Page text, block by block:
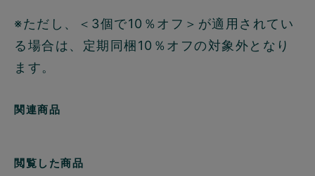
※ただし、＜3個で10％オフ＞が適用されてい
る場合は、定期同梱10％オフの対象外となり
ます。
関連商品
閲覧した商品